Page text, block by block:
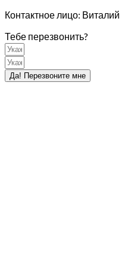
Контактное лицо: Виталий
Тебе перезвонить?
Да! Перезвоните мне